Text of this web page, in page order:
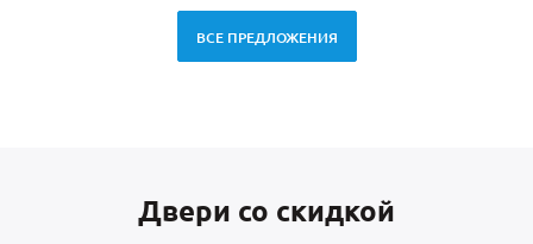
ВСЕ ПРЕДЛОЖЕНИЯ
Двери со скидкой